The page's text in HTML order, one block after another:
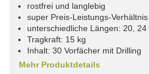
rostfrei und langlebig
super Preis-Leistungs-Verhältnis
unterschiedliche Längen: 20, 24
Tragkraft: 15 kg
Inhalt: 30 Vorfächer mit Drilling
Mehr Produktdetails